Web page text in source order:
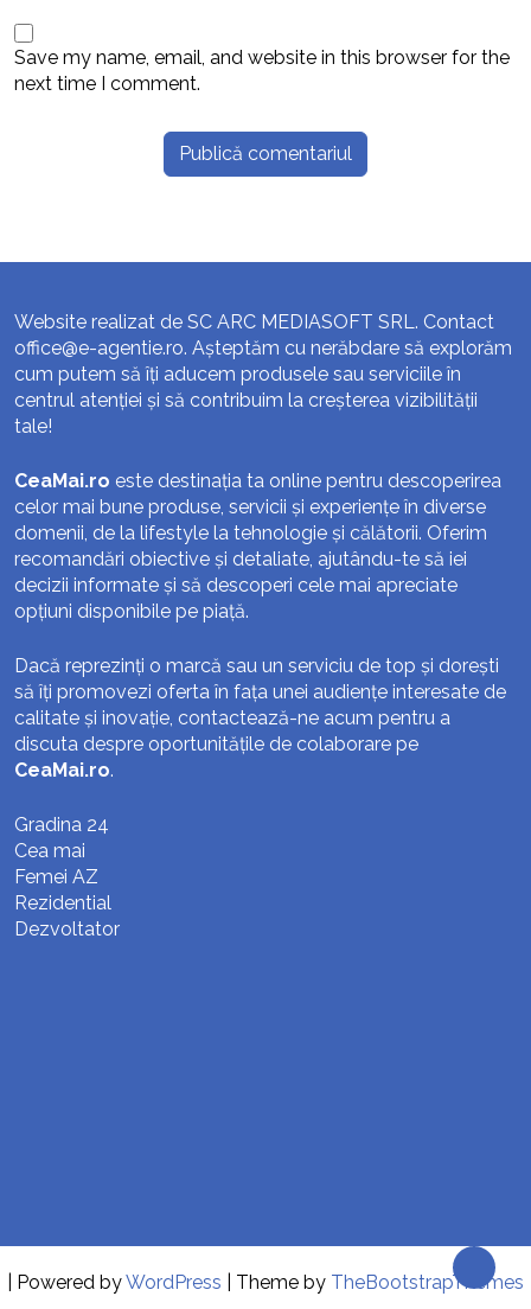
Save my name, email, and website in this browser for the
next time I comment.
Website realizat de SC ARC MEDIASOFT SRL. Contact
office@e-agentie.ro. Așteptăm cu nerăbdare să explorăm
cum putem să îți aducem produsele sau serviciile în
centrul atenției și să contribuim la creșterea vizibilității
tale!
CeaMai.ro este destinația ta online pentru descoperirea
celor mai bune produse, servicii și experiențe în diverse
domenii, de la lifestyle la tehnologie și călătorii. Oferim
recomandări obiective și detaliate, ajutându-te să iei
decizii informate și să descoperi cele mai apreciate
opțiuni disponibile pe piață.
Dacă reprezinți o marcă sau un serviciu de top și dorești
să îți promovezi oferta în fața unei audiențe interesate de
calitate și inovație, contactează-ne acum pentru a
discuta despre oportunitățile de colaborare pe
CeaMai.ro.
Gradina 24
Cea mai
Femei AZ
Rezidential
Dezvoltator
| Powered byWordPress | Theme by TheBootstrapThemes